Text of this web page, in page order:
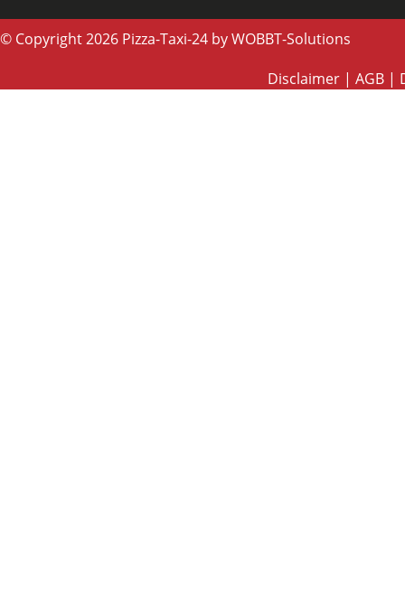
© Copyright 2026 Pizza-Taxi-24 by WOBBT-Solutions
Disclaimer |AGB |